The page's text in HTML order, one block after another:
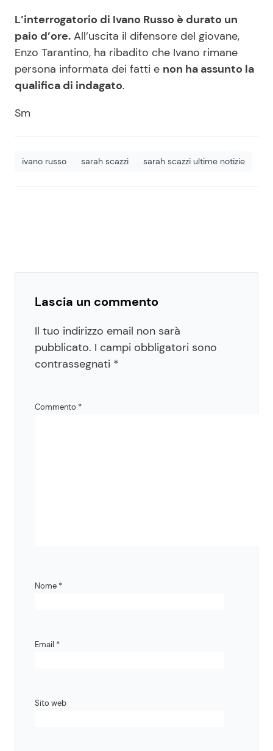
L’interrogatorio di Ivano Russo è durato un
paio d’ore. All’uscita il difensore del giovane,
Enzo Tarantino, ha ribadito che Ivano rimane
persona informata dei fatti e non ha assunto la
qualifica di indagato.
Sm
ivano russo sarah scazzi sarah scazzi ultime notizie
Lascia un commento
Il tuo indirizzo email non sarà
pubblicato. I campi obbligatori sono
contrassegnati *
Commento *
Nome *
Email *
Sito web